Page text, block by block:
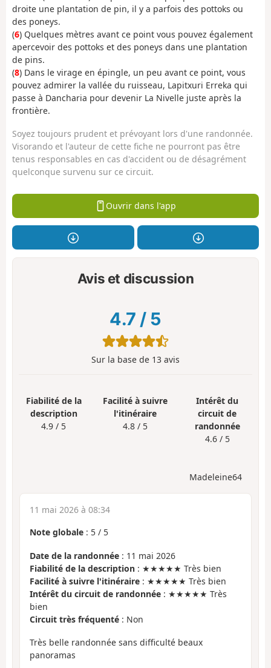
droite une plantation de pin, il y a parfois des pottoks ou
des poneys.
(6) Quelques mètres avant ce point vous pouvez également
apercevoir des pottoks et des poneys dans une plantation
de pins.
(8) Dans le virage en épingle, un peu avant ce point, vous
pouvez admirer la vallée du ruisseau, Lapitxuri Erreka qui
passe à Dancharia pour devenir La Nivelle juste après la
frontière.
Soyez toujours prudent et prévoyant lors d'une randonnée.
Visorando et l'auteur de cette fiche ne pourront pas être
tenus responsables en cas d'accident ou de désagrément
quelconque survenu sur ce circuit.
Ouvrir dans l'app
Avis et discussion
4.7 / 5
Sur la base de 13 avis
Fiabilité de la
description
4.9 / 5
Facilité à suivre
l'itinéraire
4.8 / 5
Intérêt du
circuit de
randonnée
4.6 / 5
Madeleine64
11 mai 2026 à 08:34
Note globale : 5 / 5
Date de la randonnée : 11 mai 2026
Fiabilité de la description : ★★★★★ Très bien
Facilité à suivre l'itinéraire : ★★★★★ Très bien
Intérêt du circuit de randonnée : ★★★★★ Très
bien
Circuit très fréquenté : Non
Très belle randonnée sans difficulté beaux
panoramas